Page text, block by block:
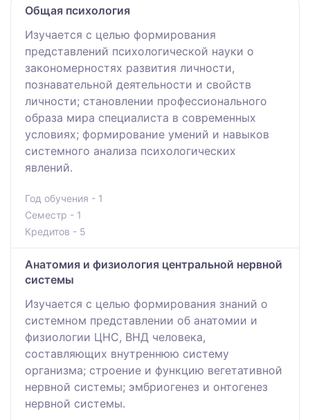
Общая психология
Изучается с целью формирования
представлений психологической науки о
закономерностях развития личности,
познавательной деятельности и свойств
личности; становлении профессионального
образа мира специалиста в современных
условиях; формирование умений и навыков
системного анализа психологических
явлений.
Год обучения - 1
Семестр - 1
Кредитов - 5
Анатомия и физиология центральной нервной
системы
Изучается с целью формирования знаний о
системном представлении об анатомии и
физиологии ЦНС, ВНД человека,
составляющих внутреннюю систему
организма; строение и функцию вегетативной
нервной системы; эмбриогенез и онтогенез
нервной системы.